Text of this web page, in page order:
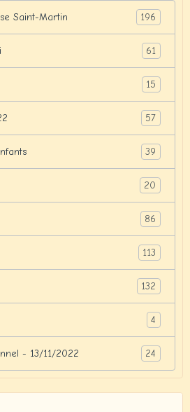
Saint-Martin 196
61
15
57
39
20
86
113
132
4
- 13/11/2022 24